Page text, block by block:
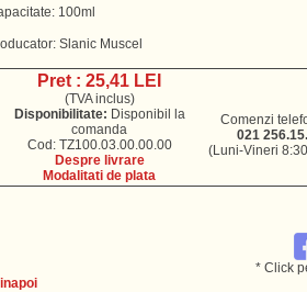
100ml
Slanic Muscel
Pret : 25,41 LEI
(TVA inclus)
Disponibilitate: Disponibil la
comanda
Cod: TZ100.03.00.00.00
Despre livrare
Modalitati de plata
Comenzi
021
(Luni-Vineri
* Click